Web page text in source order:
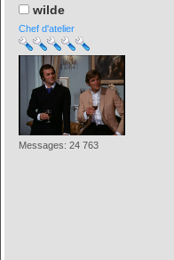
wilde
Chef d'atelier
Messages: 24 763